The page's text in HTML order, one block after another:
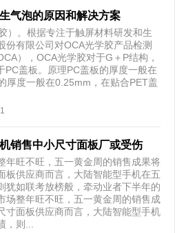
气泡的原因和解决方案
）。根据专注于触屏材料研发和生
份有限公司对OCA光学胶产品检测
），OCA光学胶对于G＋P结构，
PC盖板。原理PC盖板的厚度一般在
厚度一般在0.25mm，在贴合PET盖
销售中小尺寸面板厂或受伤
年旺不旺，五一黄金周的销售成果将
板供应商而言，大陆智能型手机在五
犹如联考放榜般，牵动业者下半年的
场整年旺不旺，五一黄金周的销售成
寸面板供应商而言，大陆智能型手机
则...